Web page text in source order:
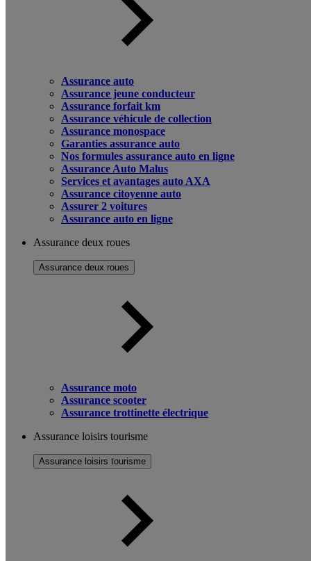
Assurance auto
Assurance jeune conducteur
Assurance forfait km
Assurance véhicule de collection
Assurance monospace
Garanties assurance auto
Nos formules assurance auto en ligne
Assurance Auto Malus
Services et avantages auto AXA
Assurance citoyenne auto
Assurer 2 voitures
Assurance auto en ligne
Assurance deux roues
Assurance deux roues
Assurance moto
Assurance scooter
Assurance trottinette électrique
Assurance loisirs tourisme
Assurance loisirs tourisme